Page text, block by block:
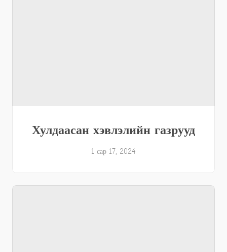
Хулдаасан хэвлэлийн газрууд
1 сар 17, 2024